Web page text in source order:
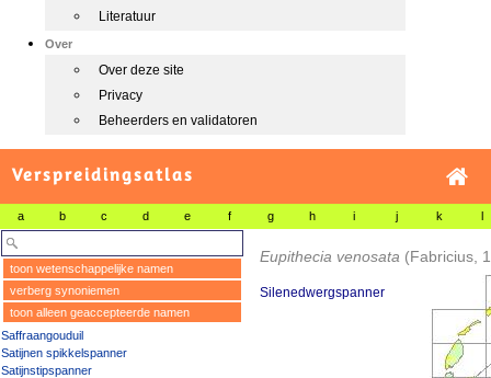
Literatuur
Over
Over deze site
Privacy
Beheerders en validatoren
Verspreidingsatlas
a b c d e f g h i j k l
toon wetenschappelijke namen
verberg synoniemen
toon alleen geaccepteerde namen
Saffraangouduil
Satijnen spikkelspanner
Satijnstipspanner
Eupithecia venosata (Fabricius,
Silenedwergspanner